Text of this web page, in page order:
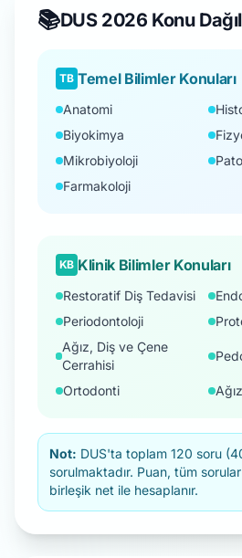
📚DUS 2026 Konu
TB Temel Bilimler Konuları
Anatomi
Biyokimya
Mikrobiyoloji
Farmakoloji
KB Klinik Bilimler Konuları
Restoratif Diş Tedavisi
Periodontoloji
Ağız, Diş ve Çene
Cerrahisi
Ortodonti
Not: DUS'ta toplam 120 soru
sorulmaktadır. Puan, tüm
birleşik net ile hesaplanır.